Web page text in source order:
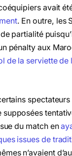
avait
. En outre, les
partialité
pénalty aux
de la serviette de
supposées
du match en
issues de
n’avaient